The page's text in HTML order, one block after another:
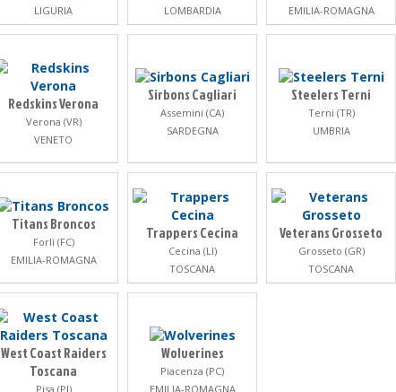
LIGURIA
LOMBARDIA
EMILIA-ROMAGNA
Redskins Verona
Verona (VR)
VENETO
Sirbons Cagliari
Assemini (CA)
SARDEGNA
Steelers Terni
Terni (TR)
UMBRIA
Titans Broncos
Forlì (FC)
EMILIA-ROMAGNA
Trappers Cecina
Cecina (LI)
TOSCANA
Veterans Grosseto
Grosseto (GR)
TOSCANA
West Coast Raiders
Toscana
Pisa (PI)
Wolverines
Piacenza (PC)
EMILIA-ROMAGNA